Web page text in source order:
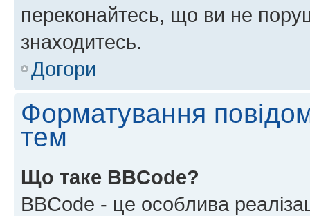
переконайтесь, що ви не
знаходитесь.
Догори
Форматування
тем
Що таке BBCode?
BBCode - це особлива